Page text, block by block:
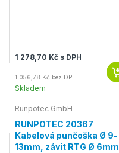
1 278,70 Kč s DPH
1 056,78 Kč bez DPH
Skladem
Runpotec GmbH
RUNPOTEC 20367
Kabelová punčoška Ø 9-
13mm, závit RTG Ø 6mm